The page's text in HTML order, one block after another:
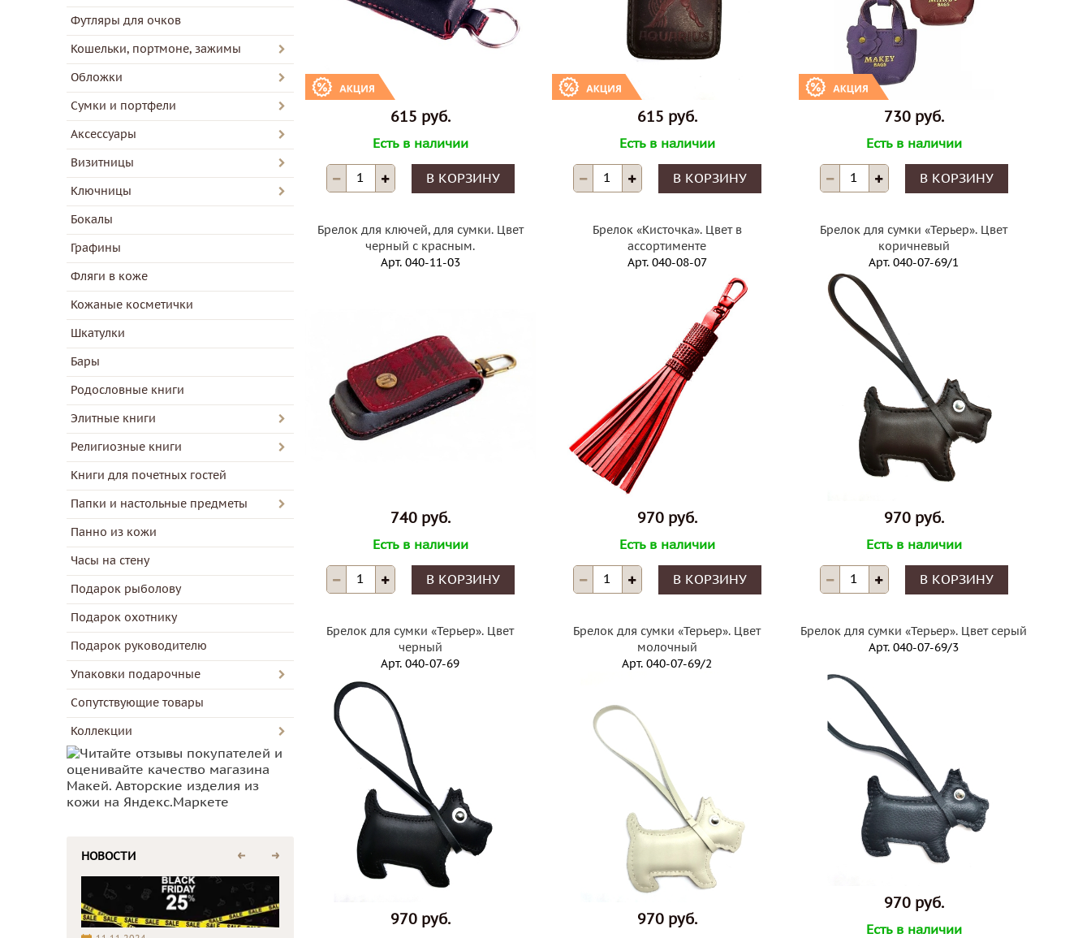
Футляры для очков
Кошельки, портмоне, зажимы
Обложки
Сумки и портфели
Аксессуары
Визитницы
Ключницы
Бокалы
Графины
Фляги в коже
Кожаные косметички
Шкатулки
Бары
Родословные книги
Элитные книги
Религиозные книги
Книги для почетных гостей
Папки и настольные предметы
Панно из кожи
Часы на стену
Подарок рыболову
Подарок охотнику
Подарок руководителю
Упаковки подарочные
Сопутствующие товары
Коллекции
НОВОСТИ
615 руб.
Есть в наличии
В КОРЗИНУ
615 руб.
Есть в наличии
В КОРЗИНУ
730 руб.
Есть в наличии
В КОРЗИНУ
Брелок для ключей, для сумки. Цвет
черный с красным.
Арт.040-11-03
740 руб.
Есть в наличии
В КОРЗИНУ
Брелок «Кисточка». Цвет в
ассортименте
Арт.040-08-07
970 руб.
Есть в наличии
В КОРЗИНУ
Брелок для сумки «Терьер». Цвет
коричневый
Арт. 040-07-69/1
970 руб.
Есть в наличии
В КОРЗИНУ
Брелок для сумки «Терьер». Цвет
черный
Арт. 040-07-69
970 руб.
Брелок для сумки «Терьер». Цвет
молочный
Арт. 040-07-69/2
970 руб.
Брелок для сумки «Терьер». Цвет серый
Арт. 040-07-69/3
970 руб.
Есть в наличии